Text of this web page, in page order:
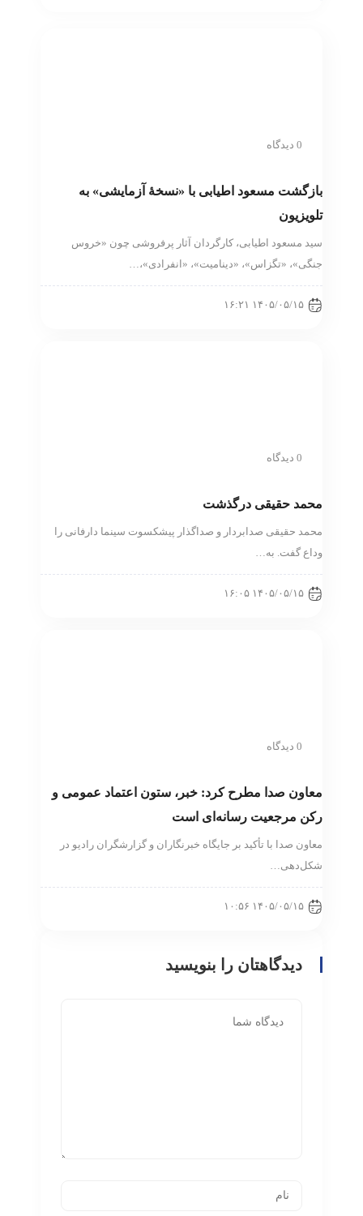
0 دیدگاه
بازگشت مسعود اطیابی با «نسخهٔ آزمایشی» به
تلویزیون
سید مسعود اطیابی، کارگردان آثار پرفروشی چون «خروس
جنگی»، «تگزاس»، «دینامیت»، «انفرادی»،…
۱۴۰۵/۰۵/۱۵ ۱۶:۲۱
0 دیدگاه
محمد حقیقی درگذشت
محمد حقیقی صدابردار و صداگذار پیشکسوت سینما دارفانی را
وداع گفت. به…
۱۴۰۵/۰۵/۱۵ ۱۶:۰۵
0 دیدگاه
معاون صدا مطرح کرد: خبر، ستون اعتماد عمومی و
رکن مرجعیت رسانه‌ای است
معاون صدا با تأکید بر جایگاه خبرنگاران و گزارشگران رادیو در
شکل‌دهی…
۱۴۰۵/۰۵/۱۵ ۱۰:۵۶
دیدگاهتان را بنویسید